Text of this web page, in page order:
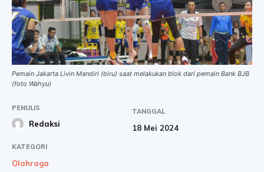
Pemain Jakarta Livin Mandiri (biru) saat melakukan blok dari pemain Bank BJB
(foto Wahyu)
PENULIS
Redaksi
TANGGAL
18 Mei 2024
KATEGORI
Olahraga